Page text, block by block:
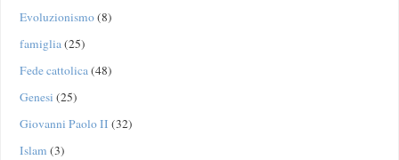
Evoluzionismo(8)
famiglia(25)
Fede cattolica(48)
Genesi (25)
Giovanni Paolo II (32)
Islam (3)